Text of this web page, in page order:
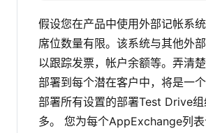
假设您在产品中使用外部记帐系
席位数量有限。该系统与其他外
以跟踪发票，帐户余额等。弄清
部署到每个潜在客户中，将是一个
部署所有设置的部署Test Drive
多。
您为每个AppExchange列